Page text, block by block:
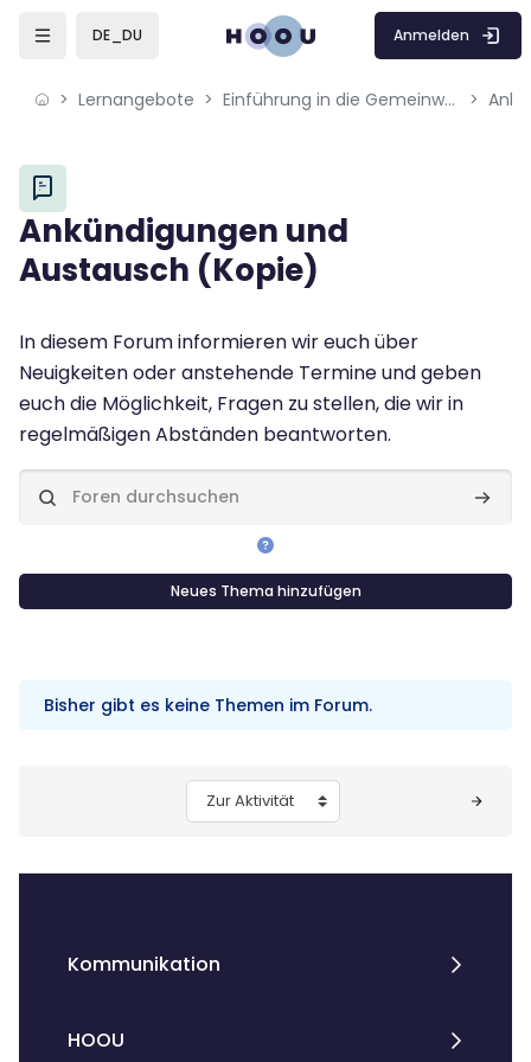
Skip to sidebar navigation menu
Skip to mobile navigation menu
DE_DU Anmelden
Lernangebote Einführung in die Gemeinwohl-Ökonomie (GWÖ)
Blöcke
Ankündigungen und
Austausch (Kopie)
Blöcke
Abschlussbedingungen
In diesem Forum informieren wir euch über
Neuigkeiten oder anstehende Termine und geben
euch die Möglichkeit, Fragen zu stellen, die wir in
regelmäßigen Abständen beantworten.
Foren durchsuchen
Neues Thema hinzufügen
Bisher gibt es keine Themen im Forum.
Zur Aktivität
Kommunikation
HOOU